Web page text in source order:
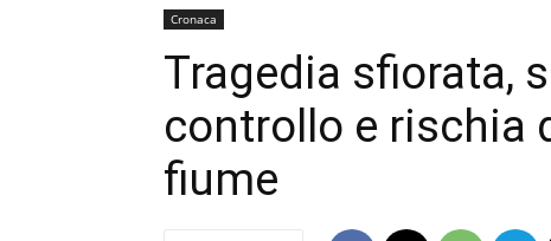
Cronaca
Tragedia sfiorata,
controllo e rischia
fiume